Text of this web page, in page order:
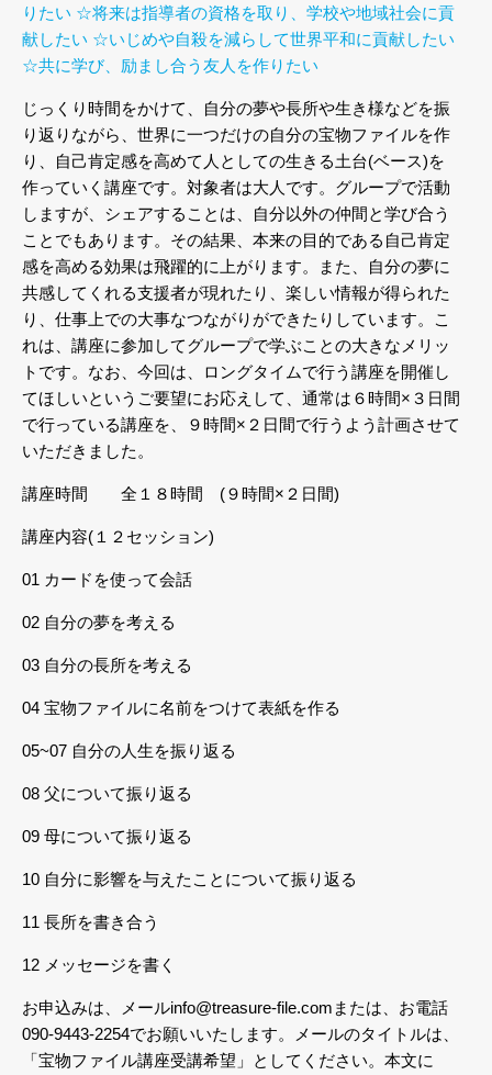
りたい ☆将来は指導者の資格を取り、学校や地域社会に貢
献したい ☆いじめや自殺を減らして世界平和に貢献したい
☆共に学び、励まし合う友人を作りたい
じっくり時間をかけて、自分の夢や長所や生き様などを振
り返りながら、世界に一つだけの自分の宝物ファイルを作
り、自己肯定感を高めて人としての生きる土台(ベース)を
作っていく講座です。対象者は大人です。グループで活動
しますが、シェアすることは、自分以外の仲間と学び合う
ことでもあります。その結果、本来の目的である自己肯定
感を高める効果は飛躍的に上がります。また、自分の夢に
共感してくれる支援者が現れたり、楽しい情報が得られた
り、仕事上での大事なつながりができたりしています。こ
れは、講座に参加してグループで学ぶことの大きなメリッ
トです。なお、今回は、ロングタイムで行う講座を開催し
てほしいというご要望にお応えして、通常は６時間×３日間
で行っている講座を、９時間×２日間で行うよう計画させて
いただきました。
講座時間 全１８時間 (９時間×２日間)
講座内容(１２セッション)
01 カードを使って会話
02 自分の夢を考える
03 自分の長所を考える
04 宝物ファイルに名前をつけて表紙を作る
05~07 自分の人生を振り返る
08 父について振り返る
09 母について振り返る
10 自分に影響を与えたことについて振り返る
11 長所を書き合う
12 メッセージを書く
お申込みは、メールinfo@treasure-file.comまたは、お電話
090-9443-2254でお願いいたします。メールのタイトルは、
「宝物ファイル講座受講希望」としてください。本文に